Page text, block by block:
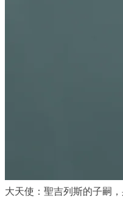
大天使：聖吉列斯的子嗣